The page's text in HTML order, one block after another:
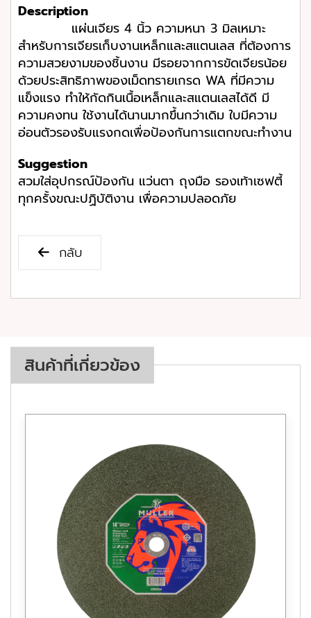
Description
แผ่นเจียร 4 นิ้ว ความหนา 3 มิลเหมาะ
สำหรับการเจียรเก็บงานเหล็กและสแตนเลส ที่ต้องการ
ความสวยงามของชิ้นงาน มีรอยจากการขัดเจียรน้อย
ด้วยประสิทธิภาพของเม็ดทรายเกรด WA ที่มีความ
แข็งแรง ทำให้กัดกินเนื้อเหล็กและสแตนเลสได้ดี มี
ความคงทน ใช้งานได้นานมากขึ้นกว่าเดิม ใบมีความ
อ่อนตัวรองรับแรงกดเพื่อป้องกันการแตกขณะทำงาน
Suggestion
สวมใส่อุปกรณ์ป้องกัน แว่นตา ถุงมือ รองเท้าเซฟตี้
ทุกครั้งขณะปฏิบัติงาน เพื่อความปลอดภัย
กลับ
สินค้าที่เกี่ยวข้อง